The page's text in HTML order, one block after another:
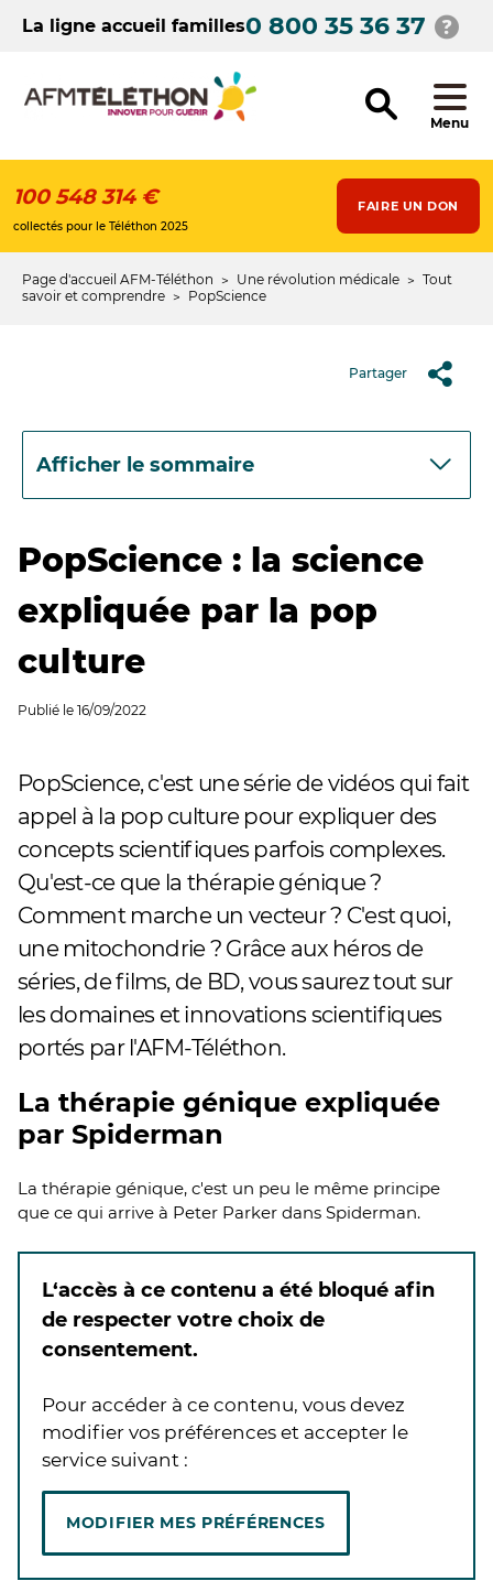
contenuLa ligne accueil familles0 800 35 36 37
Menu
100 548 314 €
collectés pour le Téléthon 2025
FAIRE UN DON
Fil
Page d'accueil AFM-Téléthon Une révolution médicale
Tout
savoir et comprendre
PopScience
Partager
Afficher le sommaire
PopScience : la science
expliquée par la pop
culture
Publié le 16/09/2022
PopScience, c'est une série de vidéos qui fait
appel à la pop culture pour expliquer des
concepts scientifiques parfois complexes.
Qu'est-ce que la thérapie génique ?
Comment marche un vecteur ? C'est quoi,
une mitochondrie ? Grâce aux héros de
séries, de films, de BD, vous saurez tout sur
les domaines et innovations scientifiques
portés par l'AFM-Téléthon.
La thérapie génique expliquée
par Spiderman
La thérapie génique, c'est un peu le même principe
que ce qui arrive à Peter Parker dans Spiderman.
L‘accès à ce contenu a été bloqué afin
de respecter votre choix de
consentement.
Pour accéder à ce contenu, vous devez
modifier vos préférences et accepter le
service suivant :
MODIFIER MES PRÉFÉRENCES